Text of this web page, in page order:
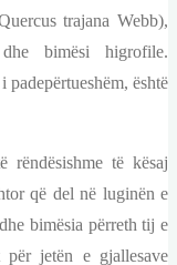
trajana Webb),
bimësi higrofile.
është
të kësaj
që del në luginën e
bimësia përreth tij e
për jetën e gjallesave